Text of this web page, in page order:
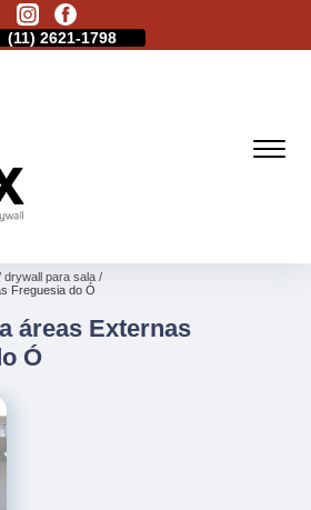
(11) 2621-1798
drywall para sala
Freguesia do Ó
áreas Externas
Ó